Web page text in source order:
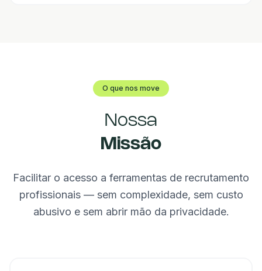
O que nos move
Nossa
Missão
Facilitar o acesso a ferramentas de recrutamento
profissionais — sem complexidade, sem custo
abusivo e sem abrir mão da privacidade.